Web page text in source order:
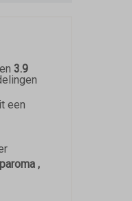
3.9
een
,